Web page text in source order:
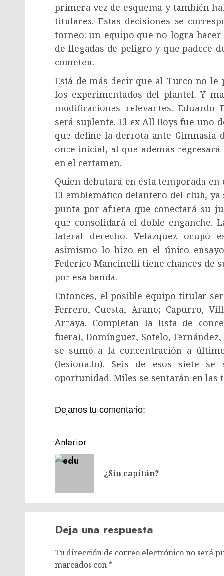
primera vez de esquema y también
titulares. Estas decisiones se
torneo: un equipo que no logra
de llegadas de peligro y que padece
cometen.
Está de más decir que al Turco no le
los experimentados del plantel. Y
modificaciones relevantes. Eduardo
será suplente. El ex All Boys fue uno
que define la derrota ante Gimnasia
once inicial, al que además
en el certamen.
Quien debutará en ésta temporada
El emblemático delantero del club,
punta por afuera que conectará su
que consolidará el doble enganche.
lateral derecho. Velázquez ocupó
asimismo lo hizo en el único
Federico Mancinelli tiene chances de
por esa banda.
Entonces, el posible equipo titular
Ferrero, Cuesta, Arano; Capurro,
Arraya. Completan la lista de
fuera), Domínguez, Sotelo,
se sumó a la concentración a
(lesionado). Seis de esos siete
oportunidad. Miles se sentarán en las
Dejanos tu comentario:
Navegación
de
entradas
Anterior
¿Sin capitán?
Deja una respuesta
Tu dirección de correo electrónico no será
marcados con *